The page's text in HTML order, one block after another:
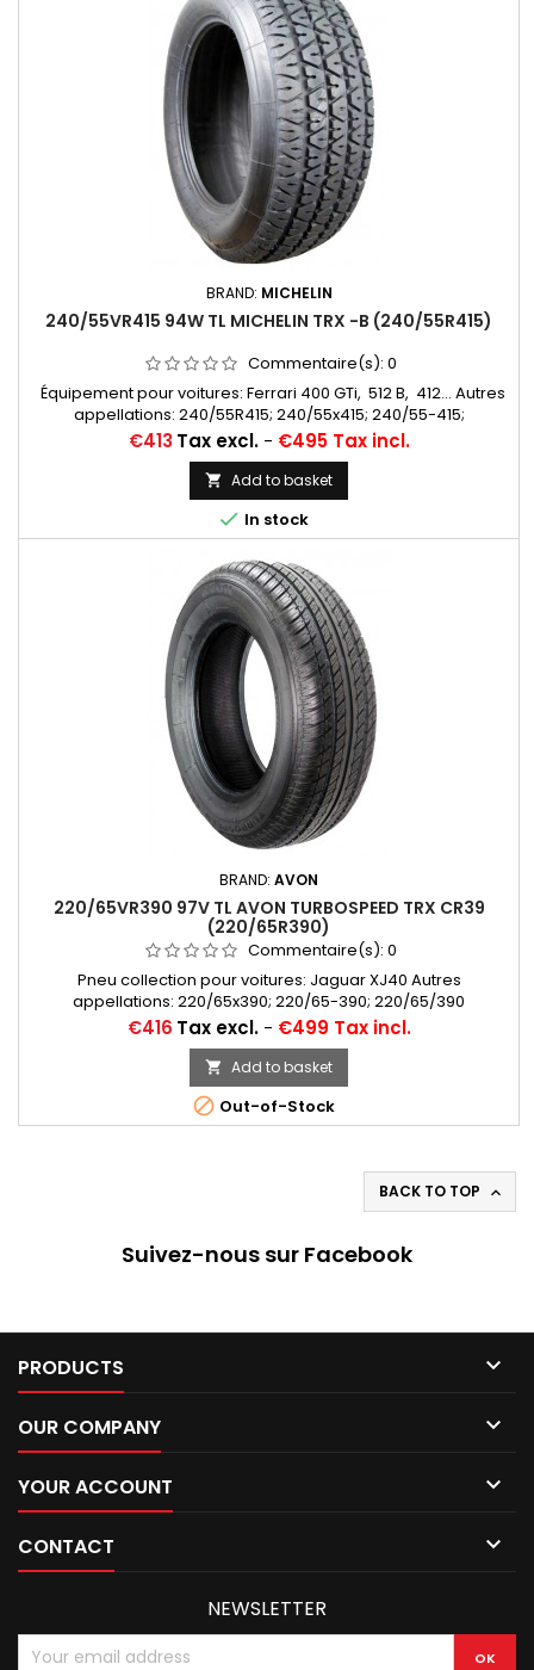
BRAND: MICHELIN
240/55VR415 94W TL MICHELIN TRX -B (240/55R415)
Commentaire(s): 0
Équipement pour voitures: Ferrari 400 GTi, 512 B, 412... Autres
appellations: 240/55R415; 240/55x415; 240/55-415;
240/55/415
Price
€413 Tax excl.- €495 Tax incl.
 Add to basket
 In stock
BRAND: AVON
220/65VR390 97V TL AVON TURBOSPEED TRX CR39
(220/65R390)
Commentaire(s): 0
Pneu collection pour voitures: Jaguar XJ40 Autres
appellations: 220/65x390; 220/65-390; 220/65/390
Price
€416 Tax excl.- €499 Tax incl.
 Add to basket
 Out-of-Stock
BACK TO TOP 
Suivez-nous sur Facebook
PRODUCTS 
OUR COMPANY 
YOUR ACCOUNT 
CONTACT 
NEWSLETTER